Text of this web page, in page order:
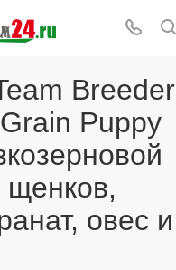
Breeder
Puppy
щенков,
овес и